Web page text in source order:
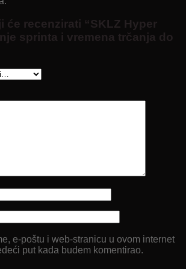
će recenzirati “SKLZ Hyper
sprinta i vremena trčanja do
e-poštu i web-stranicu u ovom internet
put kada budem komentirao.